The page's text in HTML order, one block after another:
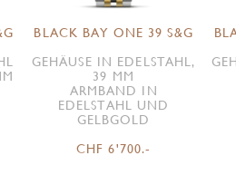
BLACK BAY ONE 39 S&G
GEHÄUSE IN EDELSTAHL,
39 MM
ARMBAND IN
EDELSTAHL UND
GELBGOLD
CHF 6'700.-